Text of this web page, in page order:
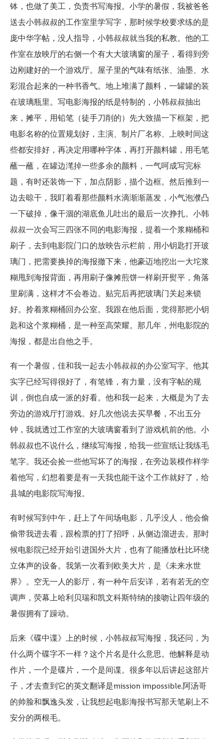
钵，也做了美工，负责书写海报。小学的暑假，我被爸爸
送去小韩叔叔的工作室里学写字，那时候学校要求练的是
庞中华字帖，没人指导，小韩叔叔就当我的私教。他的工
作室在放映厅的右侧一个有大大玻璃窗的屋子，看得到旁
边刚建好的一个游戏厅。屋子里的气味有纸张、油墨、水
彩混合起来的一种书香气。地上堆满了颜料，一罐罐的装
在玻璃瓶里。写电影海报的纸是特制的，小韩叔叔抽出
来，摊平，用铅笔（徒手刀削的）先大致描一下框架，把
电影名称的位置规划好，主演、制片厂名称、上映时间这
些都安排好，再决定用哪种字体，再打开颜料罐，用毛笔
蘸一蘸，在罐边滗掉一些多余的颜料，一气呵成写完标
题，有时还装饰一下，加点阴影，描个边框。然后推到一
边去晾干，我盯着看那些颜料水滴渐渐蒸发，小气泡濮凸
一下破掉，像干涸的湖底鱼儿吐出的最后一次挣扎。小韩
叔叔一次会写三四张不同的电影海报，提着一个浆糊桶和
刷子，去到电影院门口的放映告示栏前，用小钥匙打开玻
璃门，把需要换掉的海报撤下来，他豪迈地挖出一大坨浆
糊甩到海报背面，再用刷子像摊煎饼一样刷开熨平，角落
里刷满，这样才不会卷边。贴完后再把玻璃门关起来锁
好。拎着浆糊桶回办公室。我跟在他后面，觉得那把小钥
匙和这个浆糊桶，是一种至高荣耀。那几年，州电影院的
海报，都是出自他之手。
有一个暑假，佳和我一起去小韩叔叔的办公室写字。他其
实字已经写得很好了，有笔锋，有力量，没有字帖的规
训，倒也自成一派的好看。他和我一起来，大概是为了去
旁边的游戏厅打游戏。好几次他说去买早餐，不出五分
钟，我就透过工作室的大玻璃窗看到了游戏机前的他。小
韩叔叔也不说什么，继续写海报，给我一些宣纸让我练毛
笔字。我还会捡一些他写坏了的海报，在旁边装模作样学
着他写，幻想着要是有一天我也能干这个工作就好了，给
县城的电影院写海报。
有时候写到中午，赶上了午间场电影，几乎没人，他会偷
偷带我进去看，跟检票的打了招呼，从侧边溜进去。那时
候电影院已经开始引进国外大片，也有了能播放杜比环绕
立体声的设备。我第一次看到欧美大片，是《未来水世
界》。空无一人的影厅，有一种午后安详，若有若无的空
调声，荧幕上哈利贝瑞和凯文科斯特纳的接吻让四年级的
暑假拥有了躁动。
后来《碟中谍》上的时候，小韩叔叔写海报，我还问，为
什么两个碟字不一样？这个片名是什么意思。他解释是动
作片，一个是碟片，一个是间谍。很多年以后讲起这部片
子，才去查到它的英文翻译是mission impossible.阿汤哥
的帅脸和飘逸头发，让我想起电影海报书写那天笔刷上不
安分的两根毛。